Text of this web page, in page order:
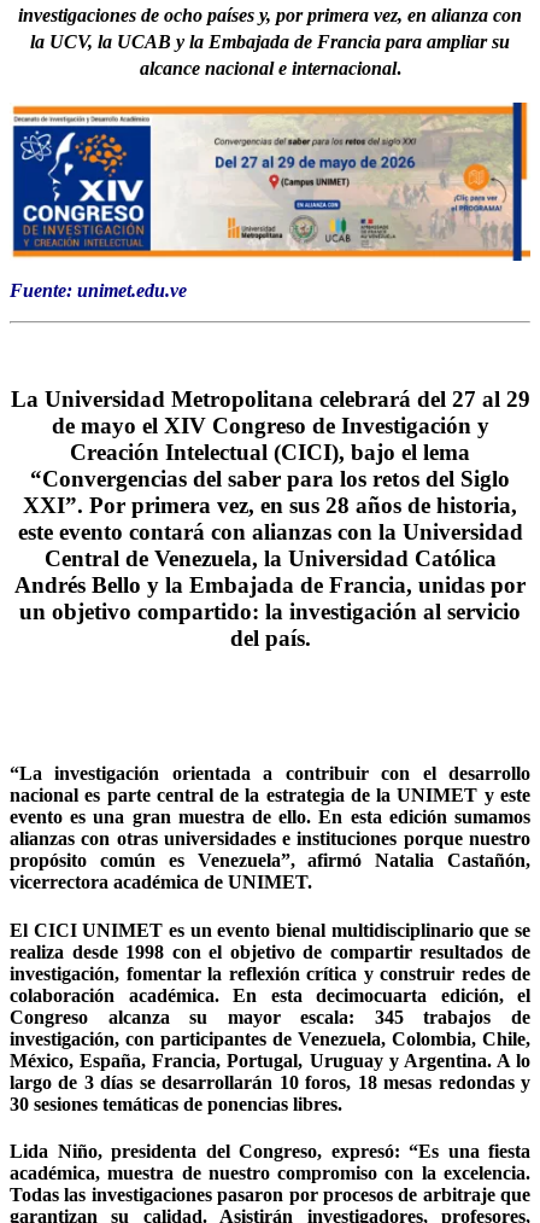
investigaciones de ocho países y, por primera vez, en alianza con
la UCV, la UCAB y la Embajada de Francia para ampliar su
alcance nacional e internacional.
Fuente: unimet.edu.ve
La Universidad Metropolitana celebrará del 27 al 29
de mayo el XIV Congreso de Investigación y
Creación Intelectual (CICI), bajo el lema
“Convergencias del saber para los retos del Siglo
XXI”. Por primera vez, en sus 28 años de historia,
este evento contará con alianzas con la Universidad
Central de Venezuela, la Universidad Católica
Andrés Bello y la Embajada de Francia, unidas por
un objetivo compartido: la investigación al servicio
del país.
“La investigación orientada a contribuir con el desarrollo
nacional es parte central de la estrategia de la UNIMET y este
evento es una gran muestra de ello. En esta edición sumamos
alianzas con otras universidades e instituciones porque nuestro
propósito común es Venezuela”, afirmó Natalia Castañón,
vicerrectora académica de UNIMET.
El CICI UNIMET es un evento bienal multidisciplinario que se
realiza desde 1998 con el objetivo de compartir resultados de
investigación, fomentar la reflexión crítica y construir redes de
colaboración académica. En esta decimocuarta edición, el
Congreso alcanza su mayor escala: 345 trabajos de
investigación, con participantes de Venezuela, Colombia, Chile,
México, España, Francia, Portugal, Uruguay y Argentina. A lo
largo de 3 días se desarrollarán 10 foros, 18 mesas redondas y
30 sesiones temáticas de ponencias libres.
Lida Niño, presidenta del Congreso, expresó: “Es una fiesta
académica, muestra de nuestro compromiso con la excelencia.
Todas las investigaciones pasaron por procesos de arbitraje que
garantizan su calidad. Asistirán investigadores, profesores,